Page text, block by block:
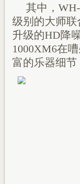
其中，
级别的大师
升级的HD降
1000XM6在
富的乐器细